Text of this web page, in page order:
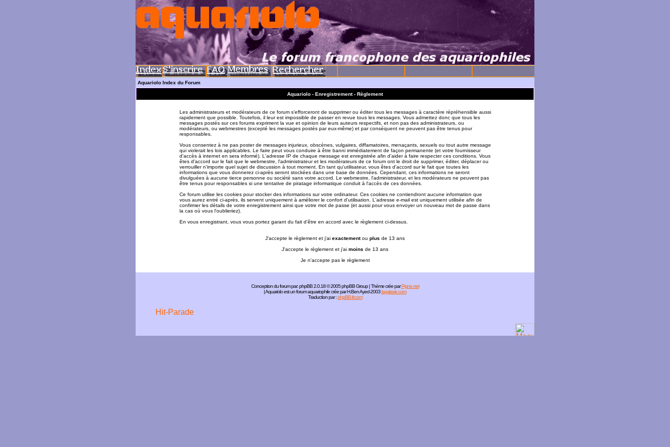
Aquariolo Index du Forum
Aquariolo - Enregistrement - Règlement
Les administrateurs et modérateurs de ce forum s'efforceront de supprimer ou éditer tous les messages à caractère répréhensible aussi
rapidement que possible. Toutefois, il leur est impossible de passer en revue tous les messages. Vous admettez donc que tous les
messages postés sur ces forums expriment la vue et opinion de leurs auteurs respectifs, et non pas des administrateurs, ou
modérateurs, ou webmestres (excepté les messages postés par eux-même) et par conséquent ne peuvent pas être tenus pour
responsables.
Vous consentez à ne pas poster de messages injurieux, obscènes, vulgaires, diffamatoires, menaçants, sexuels ou tout autre message
qui violerait les lois applicables. Le faire peut vous conduire à être banni immédiatement de façon permanente (et votre fournisseur
d'accès à internet en sera informé). L'adresse IP de chaque message est enregistrée afin d'aider à faire respecter ces conditions. Vous
êtes d'accord sur le fait que le webmestre, l'administrateur et les modérateurs de ce forum ont le droit de supprimer, éditer, déplacer ou
verrouiller n'importe quel sujet de discussion à tout moment. En tant qu'utilisateur, vous êtes d'accord sur le fait que toutes les
informations que vous donnerez ci-après seront stockées dans une base de données. Cependant, ces informations ne seront
divulguées à aucune tierce personne ou société sans votre accord. Le webmestre, l'administrateur, et les modérateurs ne peuvent pas
être tenus pour responsables si une tentative de piratage informatique conduit à l'accès de ces données.
Ce forum utilise les cookies pour stocker des informations sur votre ordinateur. Ces cookies ne contiendront aucune information que
vous aurez entré ci-après, ils servent uniquement à améliorer le confort d'utilisation. L'adresse e-mail est uniquement utilisée afin de
confirmer les détails de votre enregistrement ainsi que votre mot de passe (et aussi pour vous envoyer un nouveau mot de passe dans
la cas où vous l'oublieriez).
En vous enregistrant, vous vous portez garant du fait d'être en accord avec le règlement ci-dessus.
J'accepte le règlement et j'ai exactementou plus de 13 ans
J'accepte le règlement et j'ai moins de 13 ans
Je n'accepte pas le règlement
Conception du forum par:phpBB2.0.18 © 2005 phpBB Group | Thème crée parPigne.net
| Aquariolo est un forum aquariophile crée par H.Ben Ayed-2003lagalaxie.com
Traduction par :phpBB-fr.com